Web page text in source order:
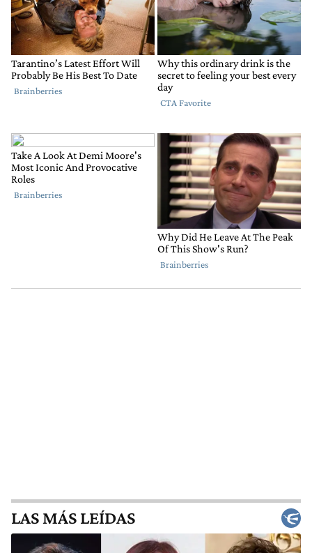
LAS MÁS LEÍDAS